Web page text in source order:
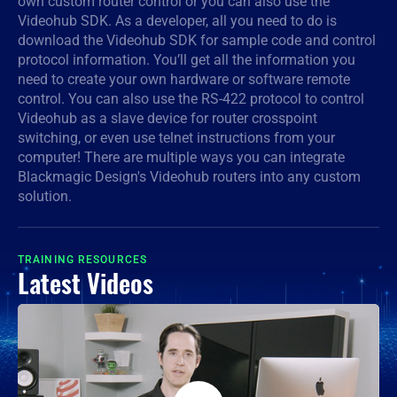
Denmark
Finland
France
Germany
Hong Kong SAR, China
Italy
Japan
Korea
Mexico
Videohub SDK. As a developer, all you need to do is
download the Videohub SDK for sample code and control
protocol information. You’ll get all the information you
need to create your own hardware or software remote
control. You can also use the RS-422 protocol to control
Videohub as a slave device for router crosspoint
switching, or even use telnet instructions from your
computer! There are multiple ways you can integrate
Blackmagic Design's Videohub routers into any custom
solution.
TRAINING RESOURCES
Latest Videos